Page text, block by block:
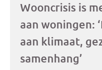
Wooncrisis is
aan woningen:
aan klimaat,
samenhang’